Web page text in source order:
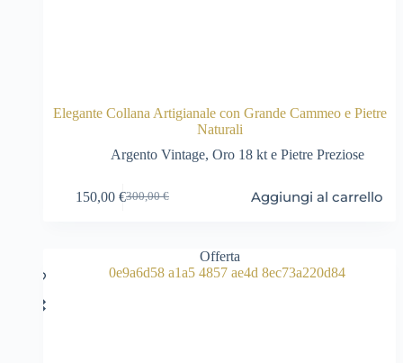
Elegante Collana Artigianale con Grande Cammeo e Pietre
Naturali
Argento Vintage, Oro 18 kt e Pietre Preziose
300,00€
Il
300,00 €.
150,00 €Il
150,00 €.
Aggiungi al carrello
Offerta